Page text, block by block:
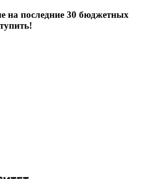
на последние 30 бюджетных